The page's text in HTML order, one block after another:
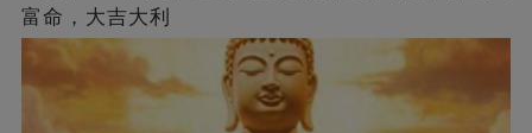
富命，大吉大利